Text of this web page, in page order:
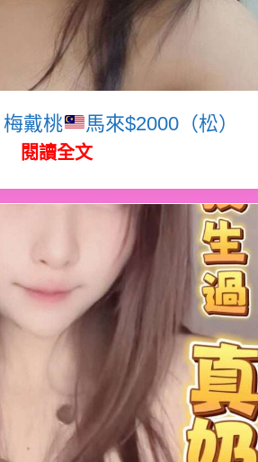
戴桃 馬來$2000（松）
閱讀全文